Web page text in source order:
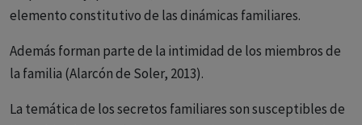
elemento constitutivo de las dinámicas familiares.
Además forman parte de la intimidad de los miembros de
la familia (Alarcón de Soler, 2013).
La temática de los secretos familiares son susceptibles de